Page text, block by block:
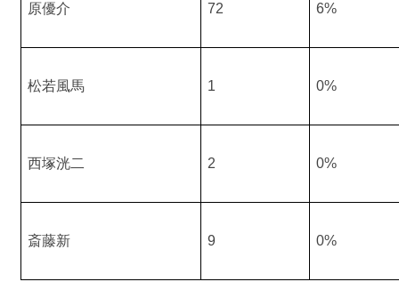
原優介 72 6%
松若風馬 1 0%
西塚洸二 2 0%
斎藤新 9 0%